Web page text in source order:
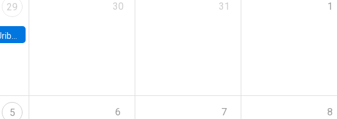
29
(Colombia)
30 31 1
5 6 7 8